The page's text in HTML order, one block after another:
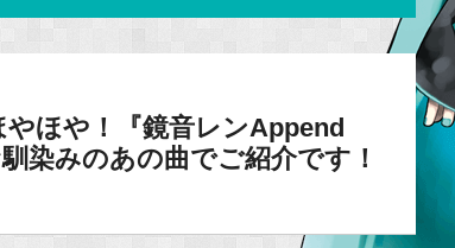
やほや！『鏡音レンAppend
染みのあの曲でご紹介です！